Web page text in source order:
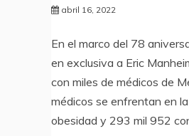
abril 16, 2022
En el marco del 78
en exclusiva a Eric
con miles de médicos de
médicos se enfrentan en
obesidad y 293 mil 952